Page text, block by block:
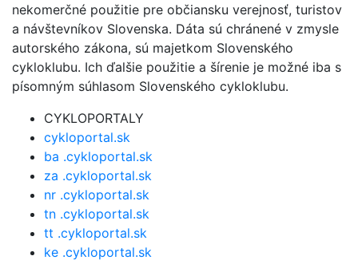
nekomerčné použitie pre občiansku verejnosť, turistov
a návštevníkov Slovenska. Dáta sú chránené v zmysle
autorského zákona, sú majetkom Slovenského
cykloklubu. Ich ďalšie použitie a šírenie je možné iba s
písomným súhlasom Slovenského cykloklubu.
CYKLOPORTALY
cykloportal.sk
ba .cykloportal.sk
za .cykloportal.sk
nr .cykloportal.sk
tn .cykloportal.sk
tt .cykloportal.sk
ke .cykloportal.sk